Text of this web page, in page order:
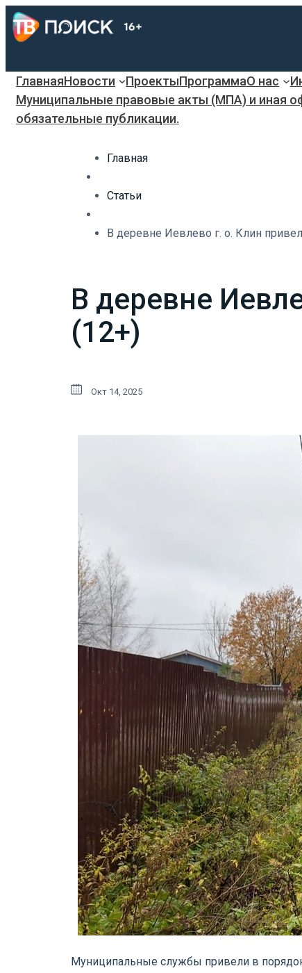
ГлавнаяНовости ПроектыПрограммаО нас
Муниципальные правовые акты (МПА) и иная
обязательные публикации.
Главная
Статьи
В деревне Иевлево г. о. Клин
В деревне
(12+)
Окт 14, 2025
Муниципальные службы привели в